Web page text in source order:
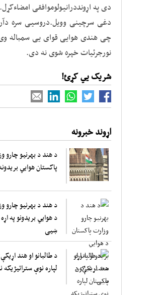
دی په اړونددرانیولوموافقی امضاءکړل.
نورجرئیات خپره شوی نه دی.
شریک یي کړئ!
اړوند خبرونه
د هند د بهرنیو چارو
پاکستان هوایي
د هند د بهرنیو چارو
د هوایي بریدونو په
ښیی
د طالبانو او هند
لپاره نوې ستراتیژیکه